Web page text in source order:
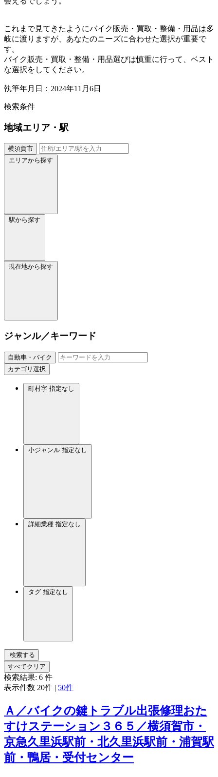
これまで見てきたようにバイク販売・買取・整備・用品は多
岐に渡りますが、あなたのニーズに合わせた選択が重要で
す。
バイク販売・買取・整備・用品選びは慎重に行って、ベスト
な選択をしてください。
執筆年月日：2024年11月6日
検索条件
地域エリア・駅
横須賀市
エリアから探す
駅から探す
現在地から探す
ジャンル／キーワード
自動車・バイク
カテゴリ選択
町村字 指定なし
小ジャンル 指定なし
詳細業種 指定なし
タグ 指定なし
検索する
すべてクリア
検索結果: 6 件
表示件数 20件 | 50件
Ａ／バイクの鍵トラブル出張修理おた
すけステーション３６５／横須賀市・
京急久里浜駅前・北久里浜駅前・浦賀駅
前・鴨居・受付センター